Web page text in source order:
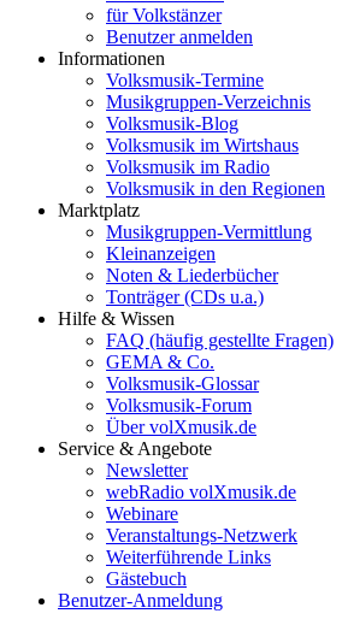
für Volkstänzer
Benutzer anmelden
Informationen
Volksmusik-Termine
Musikgruppen-Verzeichnis
Volksmusik-Blog
Volksmusik im Wirtshaus
Volksmusik im Radio
Volksmusik in den Regionen
Marktplatz
Musikgruppen-Vermittlung
Kleinanzeigen
Noten & Liederbücher
Tonträger (CDs u.a.)
Hilfe & Wissen
FAQ (häufig gestellte Fragen)
GEMA & Co.
Volksmusik-Glossar
Volksmusik-Forum
Über volXmusik.de
Service & Angebote
Newsletter
webRadio volXmusik.de
Webinare
Veranstaltungs-Netzwerk
Weiterführende Links
Gästebuch
Benutzer-Anmeldung